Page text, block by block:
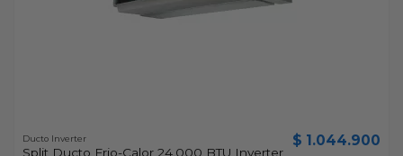
Ducto Inverter
Split Ducto Frio-Calor 24.000 BTU Inverter
$ 1.044.900